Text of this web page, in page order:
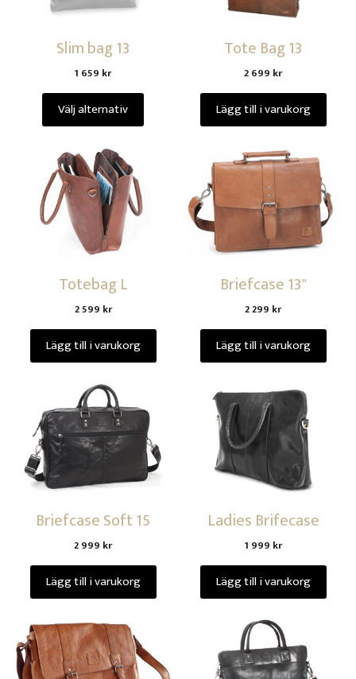
Slim bag 13
1 659 kr
Välj alternativ
Tote Bag 13
2 699 kr
Lägg till i varukorg
Totebag L
2 599 kr
Lägg till i varukorg
Briefcase 13"
2 299 kr
Lägg till i varukorg
Briefcase Soft 15
2 999 kr
Lägg till i varukorg
Ladies Brifecase
1 999 kr
Lägg till i varukorg